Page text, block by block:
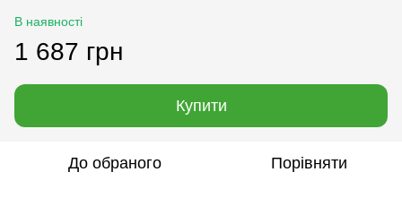
В наявності
1 687 грн
Купити
До обраного Порівняти